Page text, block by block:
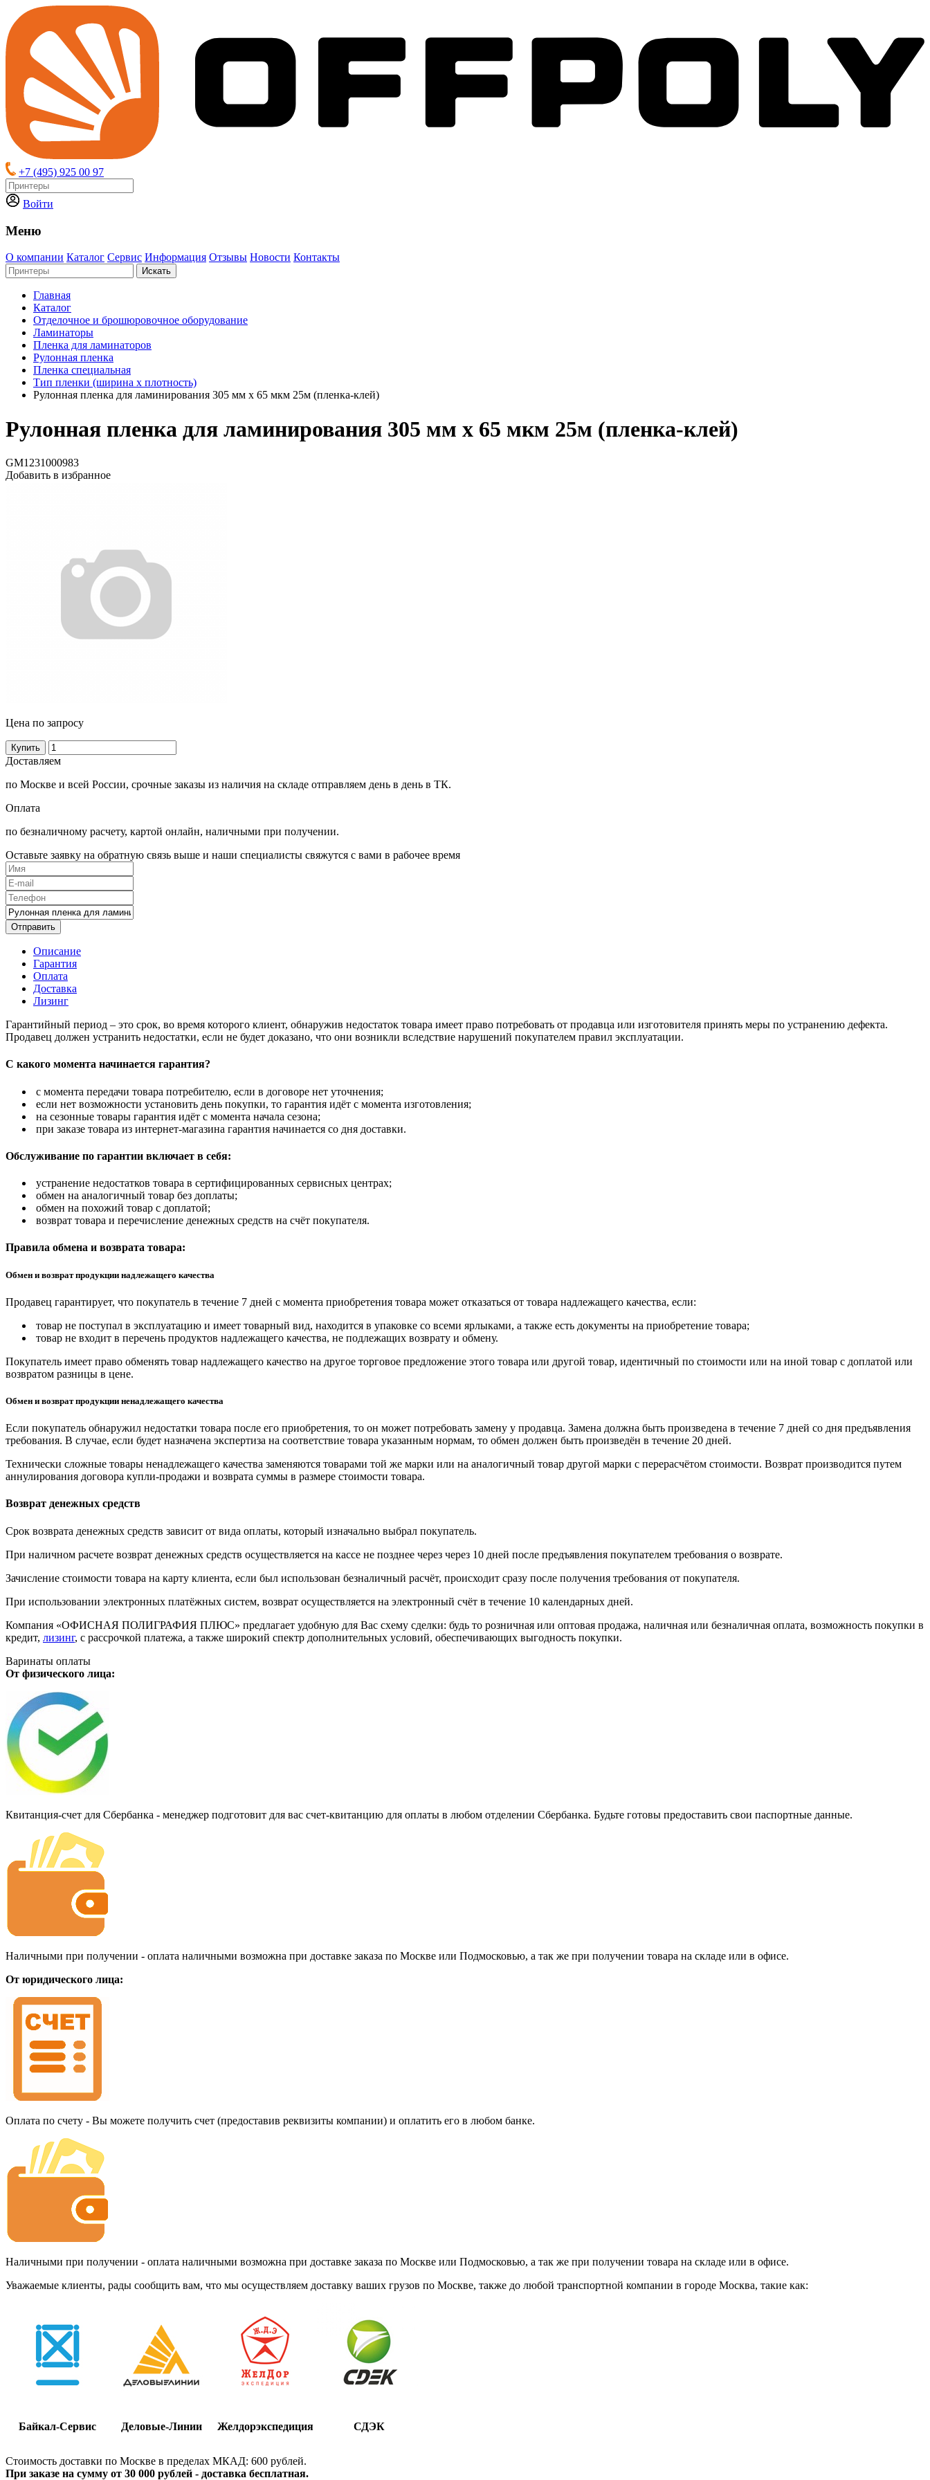
+7 (495) 925 00 97
Войти
Меню
О компании Каталог Сервис Информация Отзывы Новости Контакты
Искать
Главная
Каталог
Отделочное и брошюровочное оборудование
Ламинаторы
Пленка для ламинаторов
Рулонная пленка
Пленка специальная
Тип пленки (ширина х плотность)
Рулонная пленка для ламинирования 305 мм х 65 мкм 25м (пленка-клей)
Рулонная пленка для ламинирования 305 мм х 65 мкм 25м (пленка-клей)
GM1231000983
Добавить в избранное
Цена по запросу
Купить
Доставляем
по Москве и всей России, срочные заказы из наличия на складе отправляем день в день в ТК.
Оплата
по безналичному расчету, картой онлайн, наличными при получении.
Оставьте заявку на обратную связь выше и наши специалисты свяжутся с вами в рабочее время
Отправить
Описание
Гарантия
Оплата
Доставка
Лизинг
Гарантийный период – это срок, во время которого клиент, обнаружив недостаток товара имеет право потребовать от продавца или изготовителя принять меры по устранению дефекта.
Продавец должен устранить недостатки, если не будет доказано, что они возникли вследствие нарушений покупателем правил эксплуатации.
С какого момента начинается гарантия?
с момента передачи товара потребителю, если в договоре нет уточнения;
если нет возможности установить день покупки, то гарантия идёт с момента изготовления;
на сезонные товары гарантия идёт с момента начала сезона;
при заказе товара из интернет-магазина гарантия начинается со дня доставки.
Обслуживание по гарантии включает в себя:
устранение недостатков товара в сертифицированных сервисных центрах;
обмен на аналогичный товар без доплаты;
обмен на похожий товар с доплатой;
возврат товара и перечисление денежных средств на счёт покупателя.
Правила обмена и возврата товара:
Обмен и возврат продукции надлежащего качества
Продавец гарантирует, что покупатель в течение 7 дней с момента приобретения товара может отказаться от товара надлежащего качества, если:
товар не поступал в эксплуатацию и имеет товарный вид, находится в упаковке со всеми ярлыками, а также есть документы на приобретение товара;
товар не входит в перечень продуктов надлежащего качества, не подлежащих возврату и обмену.
Покупатель имеет право обменять товар надлежащего качество на другое торговое предложение этого товара или другой товар, идентичный по стоимости или на иной товар с доплатой или
возвратом разницы в цене.
Обмен и возврат продукции ненадлежащего качества
Если покупатель обнаружил недостатки товара после его приобретения, то он может потребовать замену у продавца. Замена должна быть произведена в течение 7 дней со дня предъявления
требования. В случае, если будет назначена экспертиза на соответствие товара указанным нормам, то обмен должен быть произведён в течение 20 дней.
Технически сложные товары ненадлежащего качества заменяются товарами той же марки или на аналогичный товар другой марки с перерасчётом стоимости. Возврат производится путем
аннулирования договора купли-продажи и возврата суммы в размере стоимости товара.
Возврат денежных средств
Срок возврата денежных средств зависит от вида оплаты, который изначально выбрал покупатель.
При наличном расчете возврат денежных средств осуществляется на кассе не позднее через через 10 дней после предъявления покупателем требования о возврате.
Зачисление стоимости товара на карту клиента, если был использован безналичный расчёт, происходит сразу после получения требования от покупателя.
При использовании электронных платёжных систем, возврат осуществляется на электронный счёт в течение 10 календарных дней.
Компания «ОФИСНАЯ ПОЛИГРАФИЯ ПЛЮС» предлагает удобную для Вас схему сделки: будь то розничная или оптовая продажа, наличная или безналичная оплата, возможность покупки в
кредит, лизинг, с рассрочкой платежа, а также широкий спектр дополнительных условий, обеспечивающих выгодность покупки.
Варинаты оплаты
От физического лица:
Квитанция-счет для Сбербанка - менеджер подготовит для вас счет-квитанцию для оплаты в любом отделении Сбербанка. Будьте готовы предоставить свои паспортные данные.
Наличными при получении - оплата наличными возможна при доставке заказа по Москве или Подмосковью, а так же при получении товара на складе или в офисе.
От юридического лица:
Оплата по счету - Вы можете получить счет (предоставив реквизиты компании) и оплатить его в любом банке.
Наличными при получении - оплата наличными возможна при доставке заказа по Москве или Подмосковью, а так же при получении товара на складе или в офисе.
Уважаемые клиенты, рады сообщить вам, что мы осуществляем доставку ваших грузов по Москве, также до любой транспортной компании в городе Москва, такие как:
Байкал-Сервис Деловые-Линии Желдорэкспедиция СДЭК
Стоимость доставки по Москве в пределах МКАД: 600 рублей.
При заказе на сумму от 30 000 рублей - доставка бесплатная.